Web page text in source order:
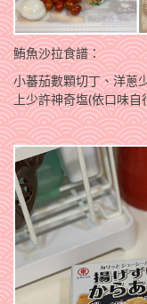
鮪魚沙拉食譜：
小蕃茄數顆切丁、洋蔥
上少許神奇塩(依口味